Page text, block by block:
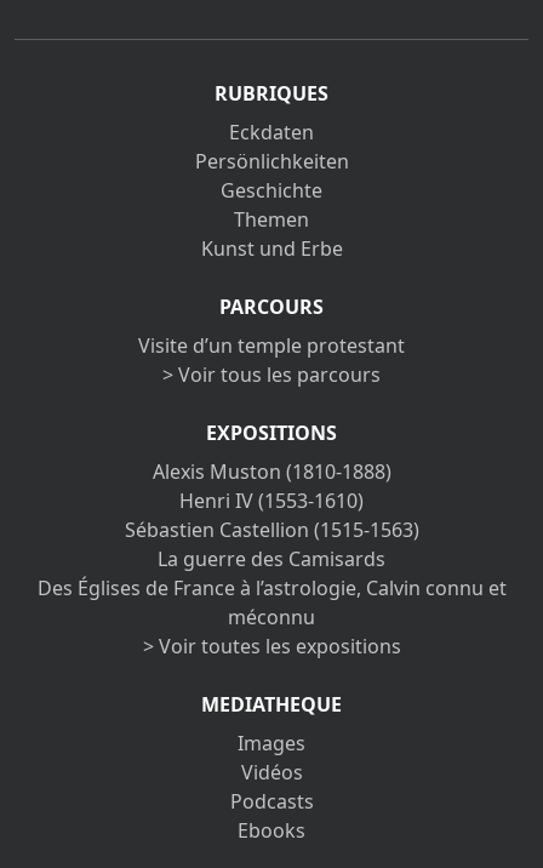
RUBRIQUES
Eckdaten
Persönlichkeiten
Geschichte
Themen
Kunst und Erbe
PARCOURS
Visite d’un temple protestant
> Voir tous les parcours
EXPOSITIONS
Alexis Muston (1810-1888)
Henri IV (1553-1610)
Sébastien Castellion (1515-1563)
La guerre des Camisards
Des Églises de France à l’astrologie, Calvin connu et
méconnu
> Voir toutes les expositions
MEDIATHEQUE
Images
Vidéos
Podcasts
Ebooks